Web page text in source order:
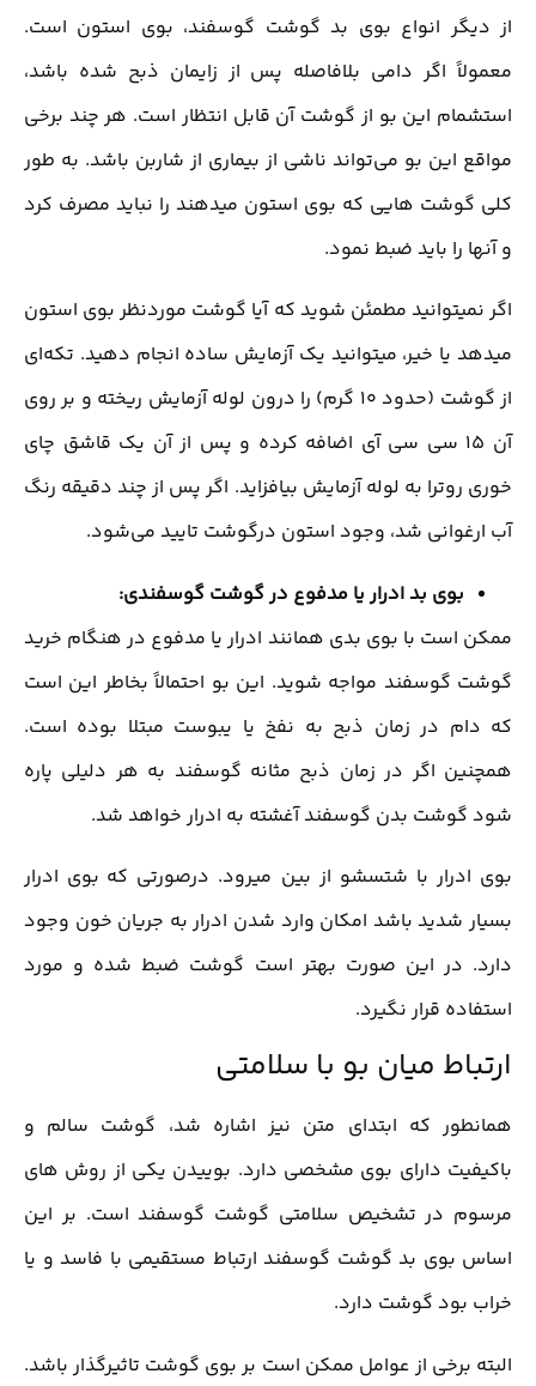
از دیگر انواع بوی بد گوشت گوسفند، بوی استون است.
معمولاً اگر دامی بلافاصله پس از زایمان ذبح شده باشد،
استشمام این بو از گوشت آن قابل انتظار است. هر چند برخی
مواقع این بو می‌تواند ناشی از بیماری از شاربن باشد. به طور
کلی گوشت هایی که بوی استون میدهند را نباید مصرف کرد
و آنها را باید ضبط نمود.
اگر نمیتوانید مطمئن شوید که آیا گوشت موردنظر بوی استون
میدهد یا خیر، میتوانید یک آزمایش ساده انجام دهید. تکه‌ای
از گوشت (حدود 10 گرم) را درون لوله آزمایش ریخته و بر روی
آن 15 سی سی آی اضافه کرده و پس از آن یک قاشق چای
خوری روترا به لوله آزمایش بیافزاید. اگر پس از چند دقیقه رنگ
آب ارغوانی شد، وجود استون درگوشت تایید می‌شود.
بوی بد ادرار یا مدفوع در گوشت گوسفندی:
ممکن است با بوی بدی همانند ادرار یا مدفوع در هنگام خرید
گوشت گوسفند مواجه شوید. این بو احتمالاً بخاطر این است
که دام در زمان ذبح به نفخ یا یبوست مبتلا بوده است.
همچنین اگر در زمان ذبح مثانه گوسفند به هر دلیلی پاره
شود گوشت بدن گوسفند آغشته به ادرار خواهد شد.
بوی ادرار با شتسشو از بین میرود. درصورتی که بوی ادرار
بسیار شدید باشد امکان وارد شدن ادرار به جریان خون وجود
دارد. در این صورت بهتر است گوشت ضبط شده و مورد
استفاده قرار نگیرد.
ارتباط میان بو با سلامتی
همانطور که ابتدای متن نیز اشاره شد، گوشت سالم و
باکیفیت دارای بوی مشخصی دارد. بوییدن یکی از روش های
مرسوم در تشخیص سلامتی گوشت گوسفند است. بر این
اساس بوی بد گوشت گوسفند ارتباط مستقیمی با فاسد و یا
خراب بود گوشت دارد.
البته برخی از عوامل ممکن است بر بوی گوشت تاثیرگذار باشد.